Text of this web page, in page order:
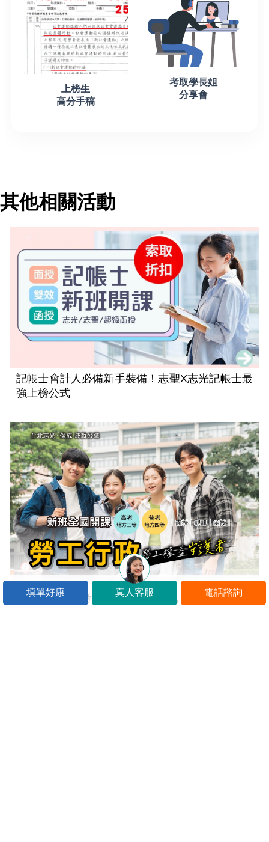
上榜生
高分手稿
考取學長姐
分享會
其他相關活動
記帳士會計人必備新手裝備！志聖X志光記帳士最
強上榜公式
台北志光高普考勞工行政課程快訊
填單好康 真人客服 電話諮詢